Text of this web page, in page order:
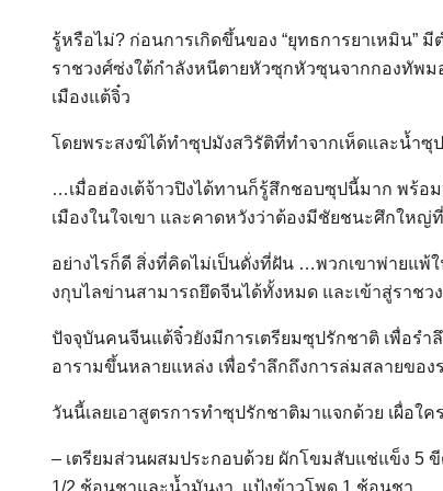
รู้หรือไม่? ก่อนการเกิดขึ้นของ “ยุทธการยาเหมิน”
ราชวงศ์ซ่งใต้กำลังหนีตายหัวซุกหัวซุนจากกองทัพ
เมืองแต้จิ๋ว
โดยพระสงฆ์ได้ทำซุปมังสวิรัติที่ทำจากเห็ดและน้ำ
…เมื่อฮ่องเต้จ้าวปิงได้ทานก็รู้สึกชอบซุปนี้มาก พร้อ
เมืองในใจเขา และคาดหวังว่าต้องมีชัยชนะศึกใหญ่
อย่างไรก็ดี สิ่งที่คิดไม่เป็นดั่งที่ฝัน …พวกเขาพ่ายแ
งกุบไลข่านสามารถยึดจีนได้ทั้งหมด และเข้าสู่ราช
ปัจจุบันคนจีนแต้จิ๋วยังมีการเตรียมซุปรักชาติ เพื่อรำ
อารามขึ้นหลายแหล่ง เพื่อรำลึกถึงการล่มสลายของ
วันนี้เลยเอาสูตรการทำซุปรักชาติมาแจกด้วย เผื่อใ
– เตรียมส่วนผสมประกอบด้วย ผักโขมสับแช่แข็ง 5
1/2 ช้อนชาและน้ำมันงา, แป้งข้าวโพด 1 ช้อนชา